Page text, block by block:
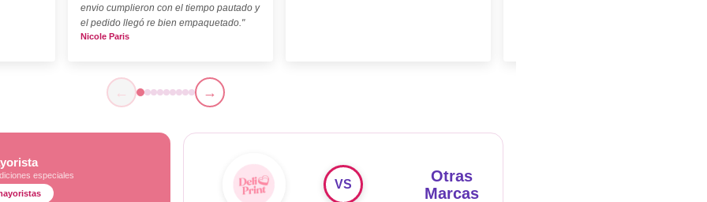
envio cumplieron con el tiempo pautado y
el pedido llegó re bien empaquetado."
Nicole Paris
← →
especiales
Otras
Marcas
VS